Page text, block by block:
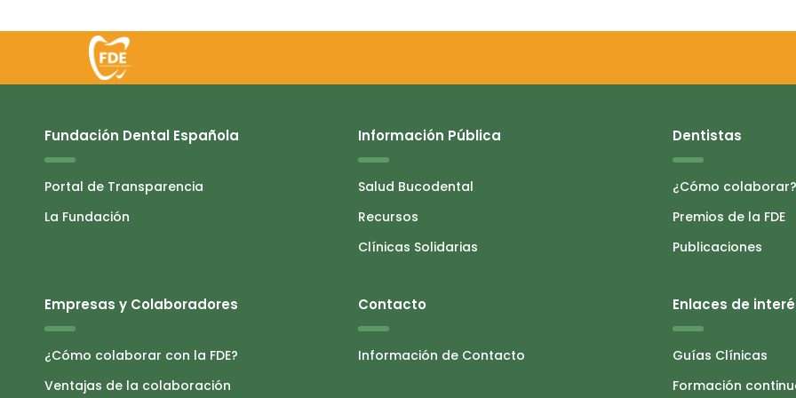
Fundación Dental Española
Portal de Transparencia
La Fundación
Información Pública
Salud Bucodental
Recursos
Clínicas Solidarias
Dentistas
¿Cómo colaborar?
Premios de la FDE
Publicaciones
Empresas y Colaboradores
¿Cómo colaborar con la FDE?
Ventajas de la colaboración
Contacto
Información de Contacto
Enlaces de
Guías Clínicas
Formación